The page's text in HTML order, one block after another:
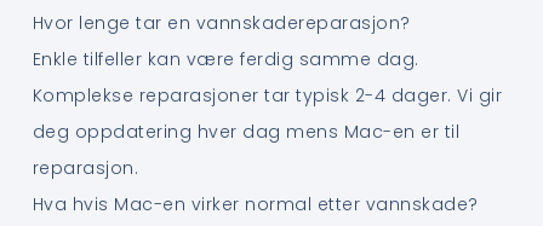
Hvor lenge tar en vannskadereparasjon?
Enkle tilfeller kan være ferdig samme dag.
Komplekse reparasjoner tar typisk 2-4 dager. Vi gir
deg oppdatering hver dag mens Mac-en er til
reparasjon.
Hva hvis Mac-en virker normal etter vannskade?